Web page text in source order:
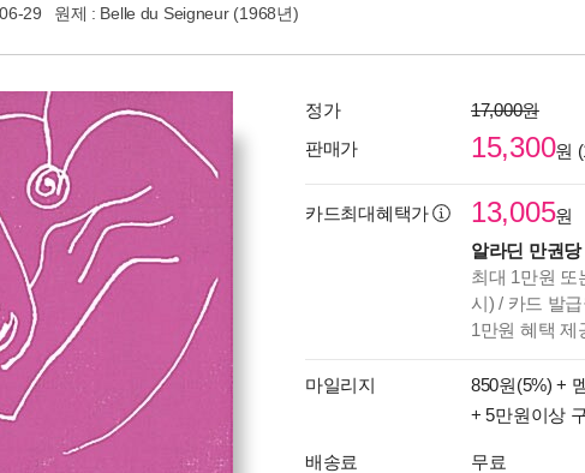
29 원제 : Belle du Seigneur (1968년)
정가
17,000원
판매가
15,300원
카드최대혜택가 13,005원
알라딘 만권
최대 1만원 또
시) / 카드 발
1만원 혜택 제
마일리지 850원(5%) +
+ 5만원이상
배송료 무료